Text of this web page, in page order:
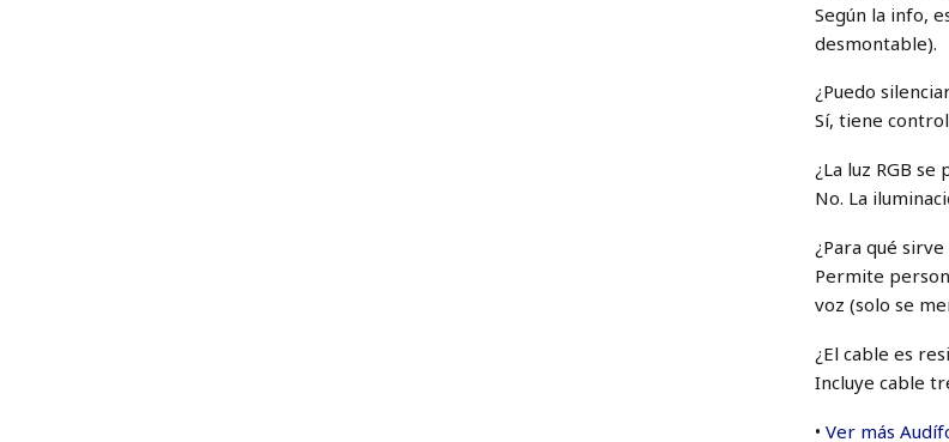
Según la info,
desmontable).
¿Puedo
Sí, tiene
¿La luz RGB se
No. La
¿Para qué
Permite
voz (solo se
¿El cable es
Incluye cable
•Ver más